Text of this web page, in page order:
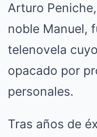
Arturo
noble Manuel,
telenovela
opacado por
personales.
Tras años de